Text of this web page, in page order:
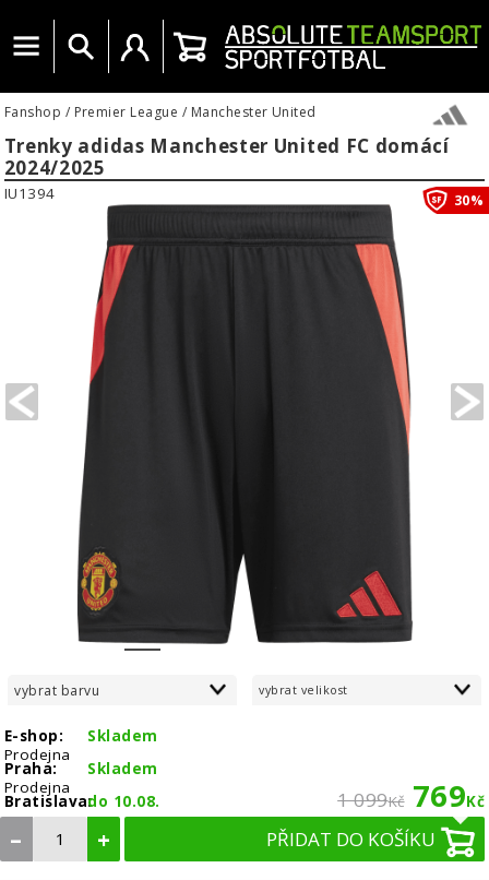
Menu Vyhledat Uživatelský účet
Košík
Fanshop / Premier League / Manchester United
Trenky adidas Manchester United FC domácí
2024/2025
1 2 6
IU1394 30%
vybrat barvu vybrat velikost
E-shop:
Skladem
Prodejna
Praha:
Skladem
Prodejna
Bratislava:do 10.08. 1 099Kč 769Kč
– + PŘIDAT DO KOŠÍKU